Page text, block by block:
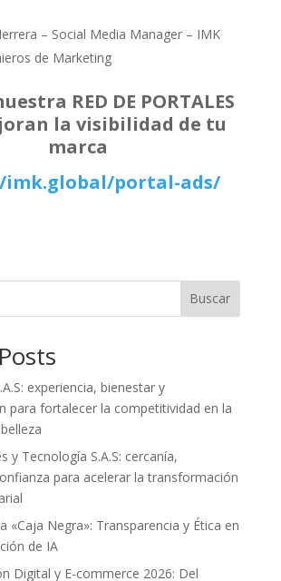
– Social Media Manager – IMK
de Marketing
RED DE PORTALES
la visibilidad de tu
marca
portal-ads/
Buscar
experiencia, bienestar y
para fortalecer la competitividad en la
y Tecnología S.A.S: cercanía,
para acelerar la transformación
«Caja Negra»: Transparencia y Ética en
de IA
Digital y E-commerce 2026: Del